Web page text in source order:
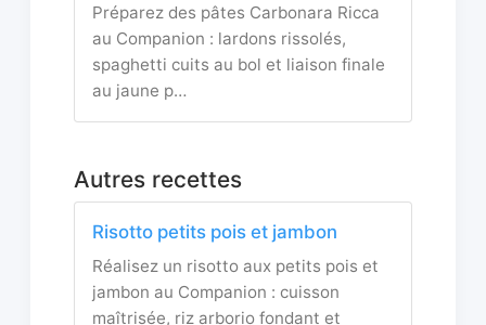
Préparez des pâtes Carbonara Ricca
au Companion : lardons rissolés,
spaghetti cuits au bol et liaison finale
au jaune p…
Autres recettes
Risotto petits pois et jambon
Réalisez un risotto aux petits pois et
jambon au Companion : cuisson
maîtrisée, riz arborio fondant et